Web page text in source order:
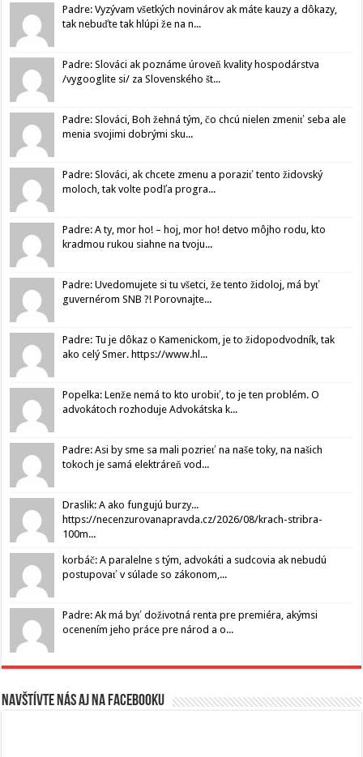
Padre: Vyzývam všetkých novinárov ak máte kauzy a dôkazy,
tak nebuďte tak hlúpi že na n...
Padre: Slováci ak poznáme úroveň kvality hospodárstva
/vygooglite si/ za Slovenského št...
Padre: Slováci, Boh žehná tým, čo chcú nielen zmeniť seba ale
menia svojimi dobrými sku...
Padre: Slováci, ak chcete zmenu a poraziť tento židovský
moloch, tak volte podľa progra...
Padre: A ty, mor ho! – hoj, mor ho! detvo môjho rodu, kto
kradmou rukou siahne na tvoju...
Padre: Uvedomujete si tu všetci, že tento židoloj, má byť
guvernérom SNB ?! Porovnajte...
Padre: Tu je dôkaz o Kamenickom, je to židopodvodník, tak
ako celý Smer. https://www.hl...
Popelka: Lenže nemá to kto urobiť, to je ten problém. O
advokátoch rozhoduje Advokátska k...
Padre: Asi by sme sa mali pozrieť na naše toky, na našich
tokoch je samá elektráreň vod...
Draslik: A ako fungujú burzy...
https://necenzurovanapravda.cz/2026/08/krach-stribra-
100m...
korbáč: A paralelne s tým, advokáti a sudcovia ak nebudú
postupovať v súlade so zákonom,...
Padre: Ak má byť doživotná renta pre premiéra, akýmsi
ocenením jeho práce pre národ a o...
Navštívte nás aj na Facebooku